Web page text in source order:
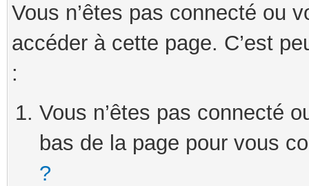
Vous n’êtes pas connecté ou
accéder à cette page. C’est
:
Vous n’êtes pas connecté
bas de la page pour vous
?